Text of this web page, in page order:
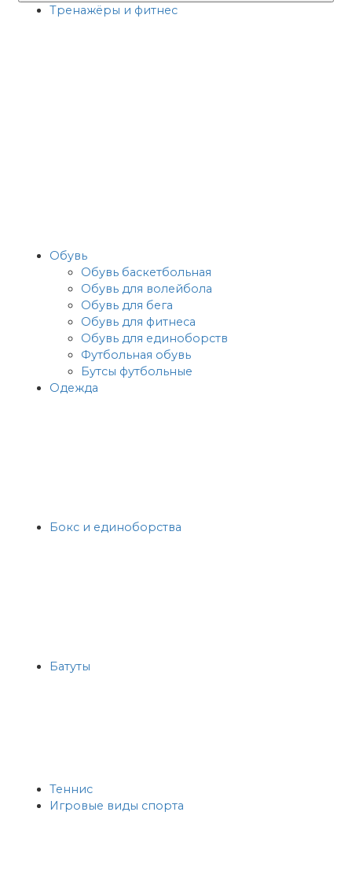
Тренажёры и фитнес
Обувь
Обувь баскетбольная
Обувь для волейбола
Обувь для бега
Обувь для фитнеса
Обувь для единоборств
Футбольная обувь
Бутсы футбольные
Одежда
Бокс и единоборства
Батуты
Теннис
Игровые виды спорта